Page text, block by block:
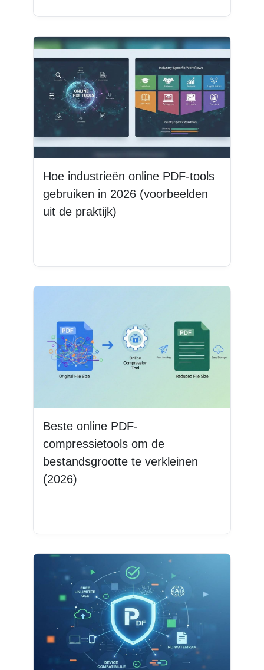
Hoe industrieën online PDF-tools
gebruiken in 2026 (voorbeelden
uit de praktijk)
Beste online PDF-
compressietools om de
bestandsgrootte te verkleinen
(2026)